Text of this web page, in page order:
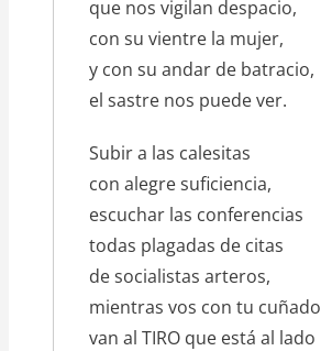
que nos vigilan despacio,
con su vientre la mujer,
y con su andar de batracio,
el sastre nos puede ver.
Subir a las calesitas
con alegre suficiencia,
escuchar las conferencias
todas plagadas de citas
de socialistas arteros,
mientras vos con tu cuñado
van al TIRO que está al lado